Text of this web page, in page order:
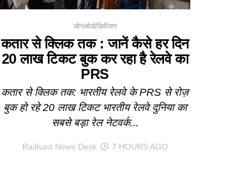
जोन/बोर्ड/डिवीजन
कतार से क्लिक तक : जानें कैसे हर दिन
20 लाख टिकट बुक कर रहा है रेलवे का
PRS
कतार से क्लिक तक: भारतीय रेलवे के PRS से रोज़
बुक हो रहे 20 लाख टिकट भारतीय रेलवे दुनिया का
सबसे बड़ा रेल नेटवर्क...
Railhunt News Desk 7 HOURS AGO